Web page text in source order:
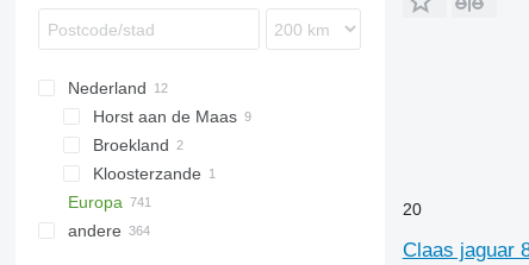
Nederland
Horst aan de Maas
Broekland
Kloosterzande
Europa
Duitsland
andere
20
Claas jaguar